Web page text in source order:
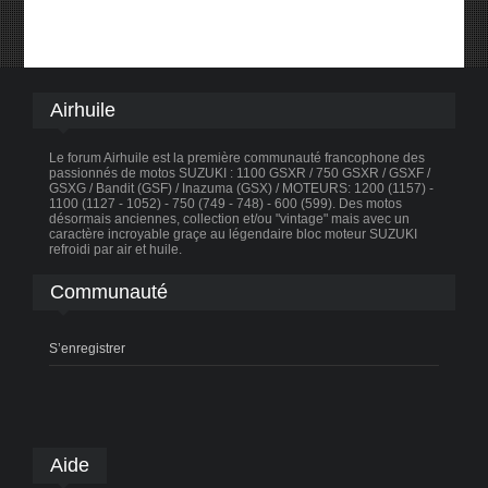
Airhuile
Le forum Airhuile est la première communauté francophone des
passionnés de motos SUZUKI : 1100 GSXR / 750 GSXR / GSXF /
GSXG / Bandit (GSF) / Inazuma (GSX) / MOTEURS: 1200 (1157) -
1100 (1127 - 1052) - 750 (749 - 748) - 600 (599). Des motos
désormais anciennes, collection et/ou "vintage" mais avec un
caractère incroyable graçe au légendaire bloc moteur SUZUKI
refroidi par air et huile.
Communauté
S’enregistrer
Aide